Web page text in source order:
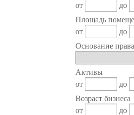
от
до
Площадь
от
до
Основание права
Активы
от
до
Возраст бизнеса
от
до